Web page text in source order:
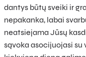
dantys būtų sveiki ir
nepakanka, labai
neatsiejama Jūsų
sąvoka asocijuojasi su